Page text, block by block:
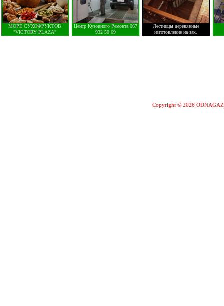
МОРЕ СУХОФРУКТОВ
"VICTORY PLAZA"
Центр Кузовного Ремонта 067
932 50 69
Лестницы деревянные
изготовление на зак.
Copyright © 2026